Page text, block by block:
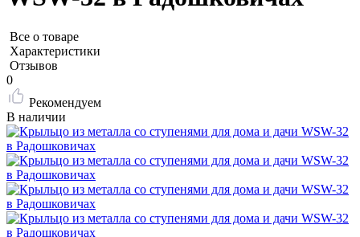
Все о товаре
Характеристики
Отзывов
0
Рекомендуем
В наличии